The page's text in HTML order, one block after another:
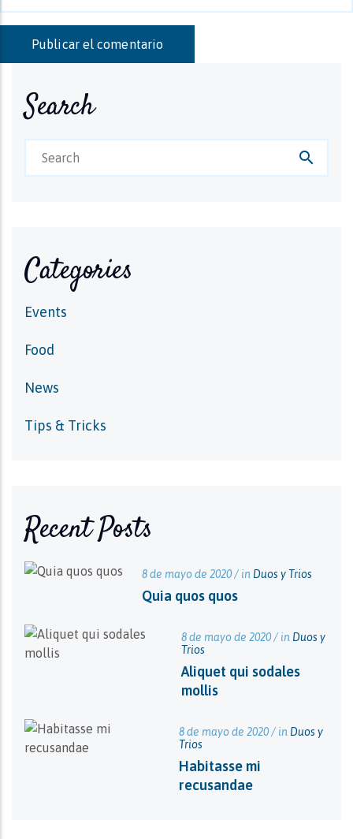
Search
search
Categories
Events
Food
News
Tips & Tricks
Recent Posts
8 de mayo de 2020 / in Duos y Trios
Quia quos quos
8 de mayo de 2020 / in Duos y
Trios
Aliquet qui sodales
mollis
8 de mayo de 2020 / in Duos y
Trios
Habitasse mi
recusandae